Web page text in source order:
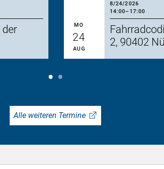
der
8/24/2026
14:00– 17:00
MO
24
AUG
2, 90402
Alle weiteren Termine